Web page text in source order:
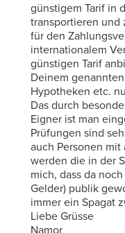
günstigem Tarif in
transportieren und
für den
internationalem
günstigen Tarif
Deinem
Hypotheken etc.
Das durch
Eigner ist man
Prüfungen sind
auch Personen
werden die in der
mich, dass da
Gelder) publik
immer ein Spagat
Liebe Grüsse
Namor